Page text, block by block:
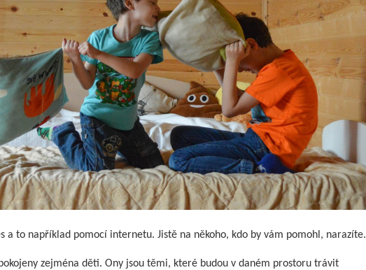
a to například pomocí internetu. Jistě na někoho, kdo by vám pomohl, narazíte.
zejména děti. Ony jsou těmi, které budou v daném prostoru trávit